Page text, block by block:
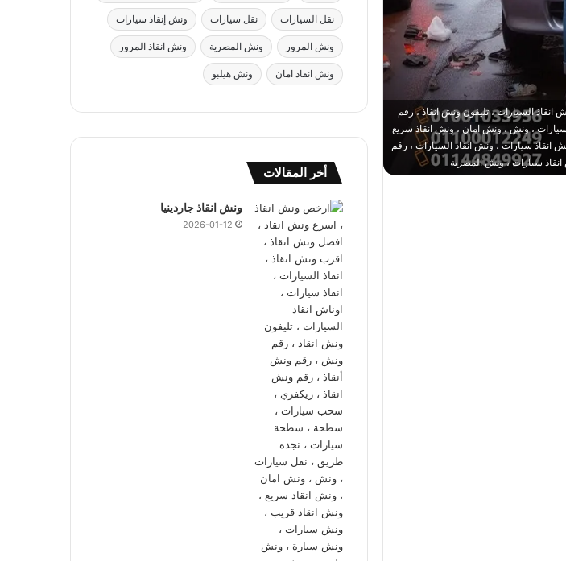
انقاذ السيارات ، تليفون ونش انقاذ ، رقم
، ونش ، ونش امان ، ونش انقاذ سريع
سيارات ، ونش انقاذ السيارات ، رقم
سيارات ، ونش المصرية
نقل السيارات نقل سيارات ونش إنقاذ سيارات
ونش المرور ونش المصرية ونش انقاذ المرور
ونش انقاذ امان ونش هيلبو
أخر المقالات
ونش انقاذ جاردينيا
2026-01-12